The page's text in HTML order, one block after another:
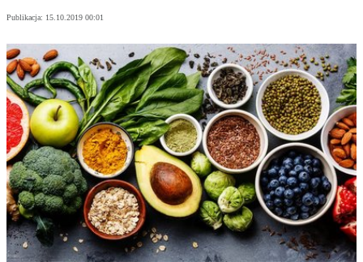
Publikacja: 15.10.2019 00:01